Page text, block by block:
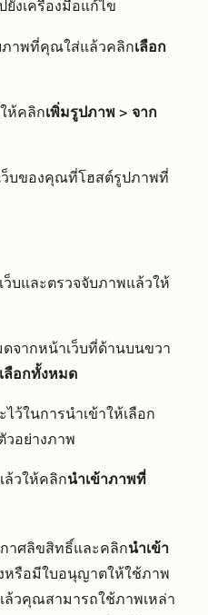
ยังเครื่องมือแก้ไข
ภาพที่คุณใส่แล้วคลิกเลือก
ห้คลิกเพิ่มรูปภาพ > จาก
ว็บของคุณที่โฮสต์รูปภาพที่
บและตรวจจับภาพแล้วให้
จากหน้าเว็บที่ด้านบนขวา
เลือกทั้งหมด
ว้ในการนำเข้าให้เลือก
วอย่างภาพ
วให้คลิกนำเข้าภาพที่
าศลิขสิทธิ์และคลิกนำเข้า
หรือมีใบอนุญาตให้ใช้ภาพ
วคุณสามารถใช้ภาพเหล่า